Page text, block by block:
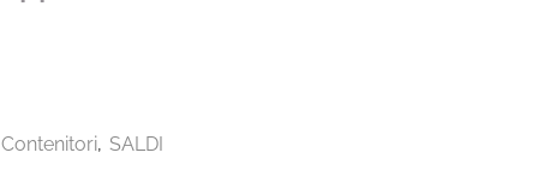
Contenitori, SALDI